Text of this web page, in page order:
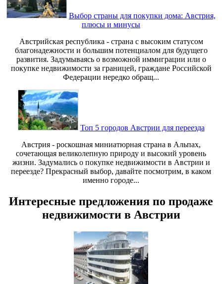
Выбор страны для покупки дома: Австрия,
плюсы и минусы
Австрийская республика - страна с высоким статусом
благонадежности и большим потенциалом для будущего
развития. Задумываясь о возможной иммиграции или о
покупке недвижимости за границей, граждане Российской
Федерации нередко обращ...
Топ 5 городов Австрии для переезда
Австрия - роскошная миниатюрная страна в Альпах,
сочетающая великолепную природу и высокий уровень
жизни. Задумались о покупке недвижимости в Австрии и
переезде? Прекрасный выбор, давайте посмотрим, в каком
именно городе...
Интересные предложения по продаже
недвижимости в Австрии